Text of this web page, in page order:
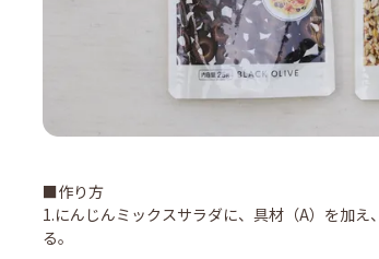
■作り方
1.にんじんミックスサラダに、具材（A）を加
る。